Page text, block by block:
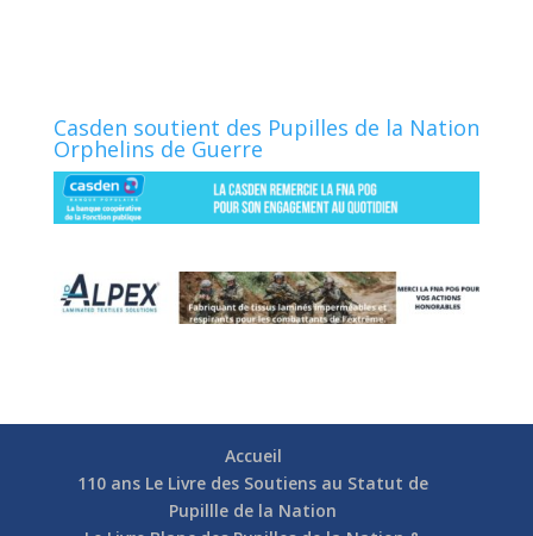
Casden soutient des Pupilles de la Nation
Orphelins de Guerre
Accueil
110 ans Le Livre des Soutiens au Statut de
Pupillle de la Nation